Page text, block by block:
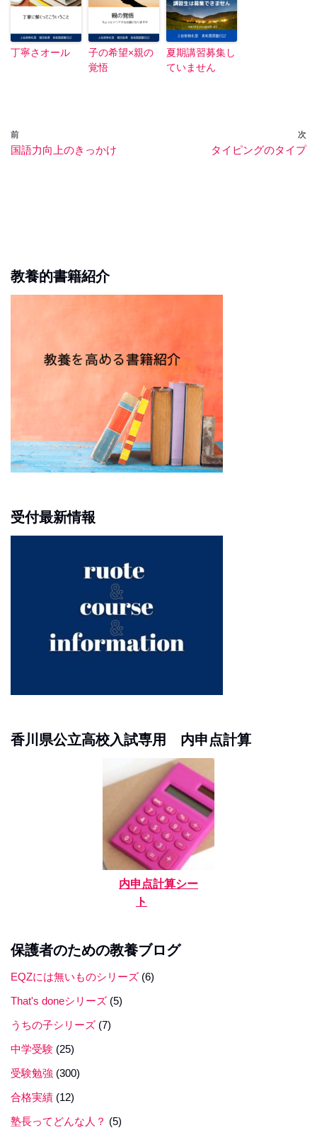
丁寧さオール
子の希望×親の
覚悟
夏期講習募集し
ていません
前
国語力向上のきっかけ
次
タイピングのタイプ
教養的書籍紹介
受付最新情報
香川県公立高校入試専用 内申点計算
内申点計算シー
ト
保護者のための教養ブログ
EQZには無いものシリーズ (6)
That's doneシリーズ (5)
うちの子シリーズ (7)
中学受験 (25)
受験勉強 (300)
合格実績 (12)
塾長ってどんな人？ (5)